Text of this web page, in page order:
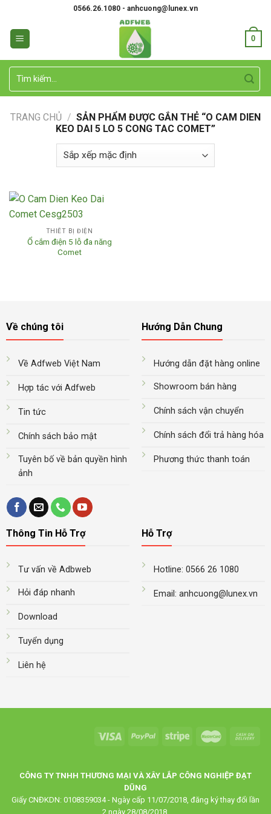
content
0566.26.1080 - anhcuong@lunex.vn
0
Tìm
TRANG CHỦ / SẢN PHẨM ĐƯỢC GẮN THẺ “O CAM DIEN
KEO DAI 5 LO 5 CONG TAC COMET”
THIẾT BỊ ĐIỆN
Ổ cắm điện 5 lỗ đa năng
Comet
Về chúng tôi
Về Adfweb Việt Nam
Hợp tác với Adfweb
Tin tức
Chính sách bảo mật
Tuyên bố về bản quyền hình
ảnh
Hướng Dẫn Chung
Hướng dẫn đặt hàng online
Showroom bán hàng
Chính sách vận chuyển
Chính sách đổi trả hàng hóa
Phương thức thanh toán
Thông Tin Hỗ Trợ
Tư vấn về Adbweb
Hỏi đáp nhanh
Download
Tuyển dụng
Liên hệ
Hỗ Trợ
Hotline: 0566 26 1080
Email: anhcuong@lunex.vn
CÔNG TY TNHH THƯƠNG MẠI VÀ XÂY LẮP CÔNG NGHIỆP ĐẠT
DŨNG
Giấy CNĐKDN: 0108359034 - Ngày cấp 11/07/2018, đăng ký thay đổi lần
2 ngày 28/08/2018.